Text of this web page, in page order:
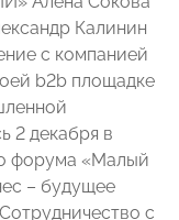
Калинин
с компанией
b2b площадке
2 декабря в
форума «Малый
– будущее
с